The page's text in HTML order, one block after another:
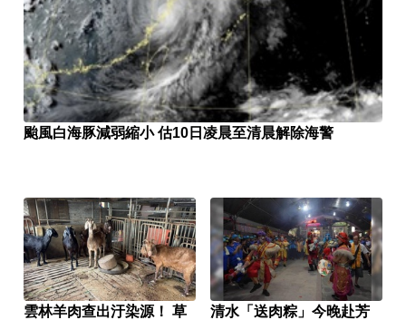
颱風白海豚減弱縮小 估10日凌晨至清晨解除海警
雲林羊肉查出汙染源！ 草
清水「送肉粽」今晚赴芳